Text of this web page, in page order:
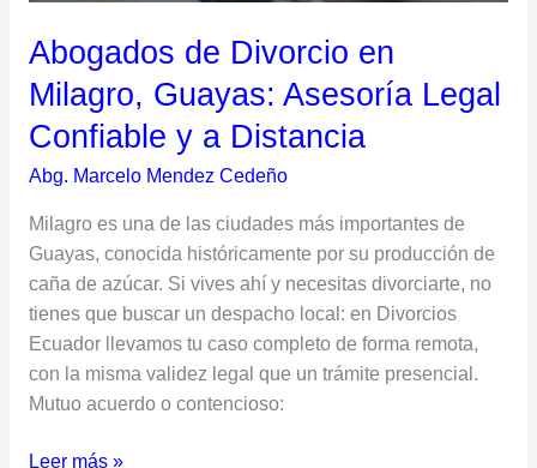
Abogados de Divorcio en
Milagro, Guayas: Asesoría Legal
Confiable y a Distancia
Abg. Marcelo Mendez Cedeño
Milagro es una de las ciudades más importantes de
Guayas, conocida históricamente por su producción de
caña de azúcar. Si vives ahí y necesitas divorciarte, no
tienes que buscar un despacho local: en Divorcios
Ecuador llevamos tu caso completo de forma remota,
con la misma validez legal que un trámite presencial.
Mutuo acuerdo o contencioso:
a
Distancia
Leer más »